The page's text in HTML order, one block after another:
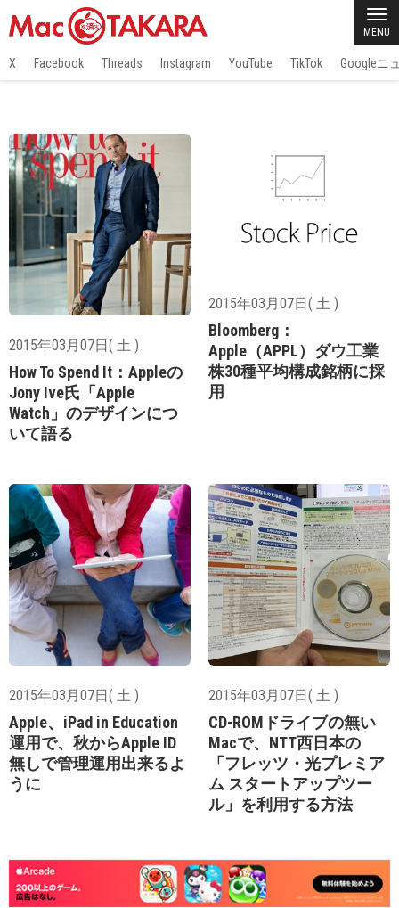
MENU
X Facebook Threads Instagram YouTube TikTok Googleニ
2015年03月07日( 土 )
How To Spend It：Appleの
Jony Ive氏「Apple
Watch」のデザインにつ
いて語る
2015年03月07日( 土 )
Bloomberg：
Apple（APPL）ダウ工業
株30種平均構成銘柄に採
用
2015年03月07日( 土 )
Apple、iPad in Education
運用で、秋からApple ID
無しで管理運用出来るよ
うに
2015年03月07日( 土 )
CD-ROMドライブの無い
Macで、NTT西日本の
「フレッツ・光プレミア
ム スタートアップツー
ル」を利用する方法